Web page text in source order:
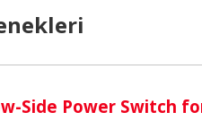
Side Power Switch